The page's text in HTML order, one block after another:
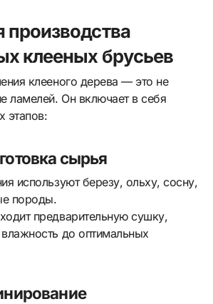
производства
клееных брусьев
клееного дерева — это не
ламелей. Он включает в себя
этапов:
сырья
используют березу, ольху, сосну,
породы.
предварительную сушку,
до оптимальных